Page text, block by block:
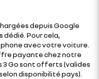
depuis Google
Pour cela,
avec votre voiture.
payante chez notre
3 Go sont offerts (valides
disponibilité pays).